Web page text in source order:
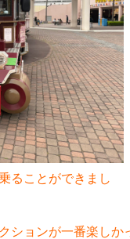
ることができまし
ションが一番楽し